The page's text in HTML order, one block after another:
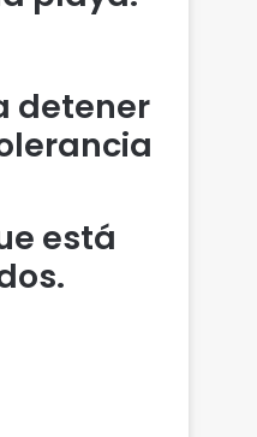
detener
está